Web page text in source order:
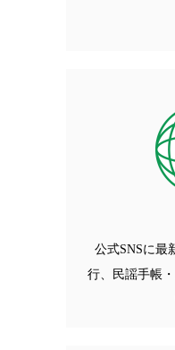
公式SNSに最
行、民謡手帳